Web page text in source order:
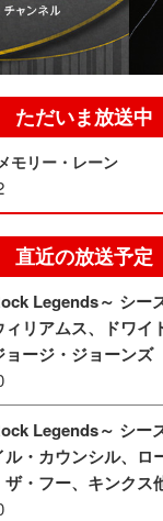
ただいま放送中
モリー・レーン
直近の放送予定
Legends～ シー
リアムス、ドワイ
ージ・ジョーンズ
Legends～ シー
・カウンシル、ロ
・フー、キンクス